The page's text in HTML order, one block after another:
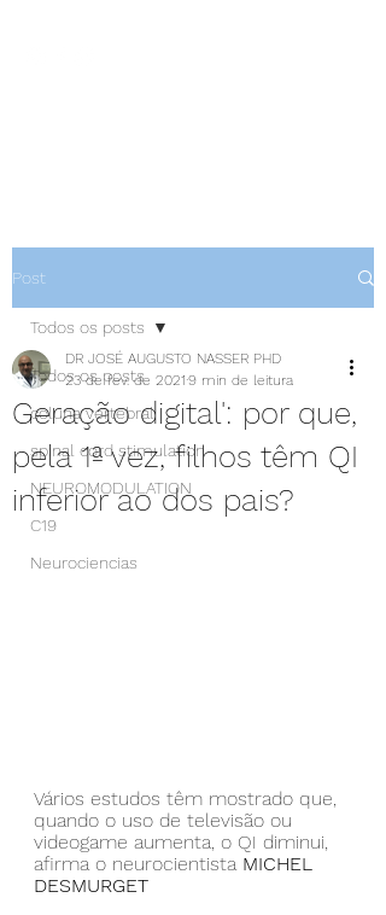
Post
Todos os posts
coluna vertebral
spinal cord stimulation
NEUROMODULATION
C19
Neurociencias
Todos os posts
Geração digital': por que,
pela 1ª vez, filhos têm QI
inferior ao dos pais?
DR JOSÉ AUGUSTO NASSER PHD
23 de fev. de 2021 9 min de leitura
Vários estudos têm mostrado que,
quando o uso de televisão ou
videogame aumenta, o QI diminui,
afirma o neurocientista MICHEL
DESMURGET